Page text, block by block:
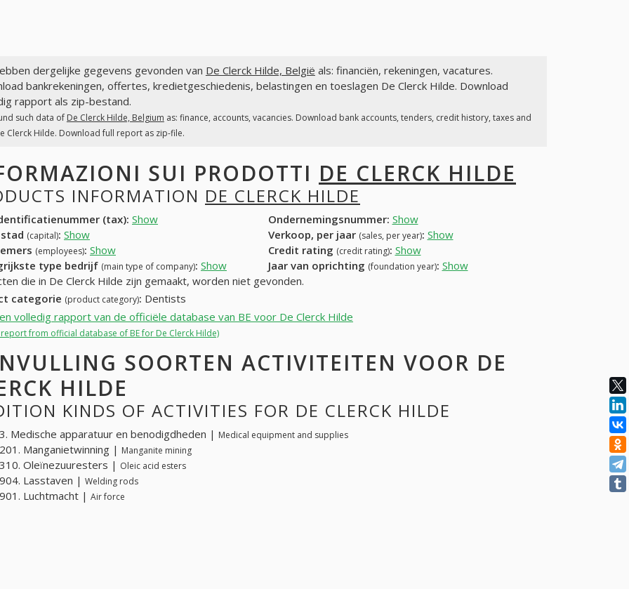
dergelijke gegevens gevonden van De Clerck Hilde, België als: financiën, rekeningen, vacatures.
bankrekeningen, offertes, kredietgeschiedenis, belastingen en toeslagen De Clerck Hilde. Download
rapport als zip-bestand.
such data of De Clerck Hilde, Belgium as: finance, accounts, vacancies. Download bank accounts, tenders, credit history, taxes and
Clerck Hilde. Download full report as zip-file.
SUI PRODOTTI DE CLERCK HILDE
INFORMATION DE CLERCK HILDE
(tax): Show Ondernemingsnummer: Show
(capital): Show Verkoop, per jaar (sales, per year): Show
(employees): Show Credit rating (credit rating): Show
type bedrijf (main type of company): Show Jaar van oprichting (foundation year): Show
die in De Clerck Hilde zijn gemaakt, worden niet gevonden.
categorie (product category): Dentists
volledig rapport van de officiële database van BE voor De Clerck Hilde
from official database of BE for De Clerck Hilde)
SOORTEN ACTIVITEITEN VOOR DE
HILDE
KINDS OF ACTIVITIES FOR DE CLERCK HILDE
Medische apparatuur en benodigdheden | Medical equipment and supplies
Manganietwinning | Manganite mining
Oleïnezuuresters | Oleic acid esters
Lasstaven | Welding rods
Luchtmacht | Air force